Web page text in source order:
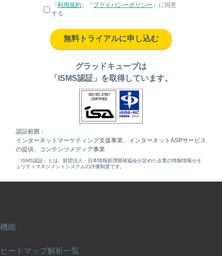
グラッドキューブは
「ISMS認証」を取得しています。
認証範囲：
インターネットマーケティング支援事業、インターネットASPサービス
の提供、コンテンツメディア事業
「ISMS認証」とは、財団法人・日本情報処理開発協会が定めた企業の情報情報セキ
ュリティマネジメントシステムの評価制度です。
『利用規約』『プライバシーポリシー 』に同意
する
無料トライアルに申し込む
機能
ヒートマップ解析一覧